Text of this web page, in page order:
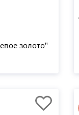
золото"